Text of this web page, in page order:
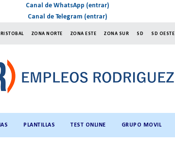
Canal de WhatsApp (entrar)
Canal de Telegram (entrar)
ZONA NORTE ZONA ESTE ZONA SUR SD SD OESTE
PLANTILLAS TEST ONLINE GRUPO MOVIL